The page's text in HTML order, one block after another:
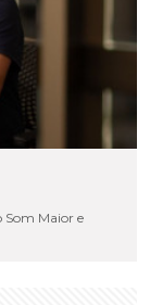
Som Maior e